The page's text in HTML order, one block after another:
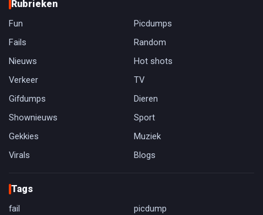
Rubrieken
Fun
Picdumps
Fails
Random
Nieuws
Hot shots
Verkeer
TV
Gifdumps
Dieren
Shownieuws
Sport
Gekkies
Muziek
Virals
Blogs
Tags
fail
picdump